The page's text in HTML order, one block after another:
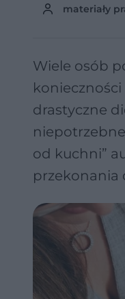
materiały
Wiele osób
drastyczne
od kuchni”
przekonania